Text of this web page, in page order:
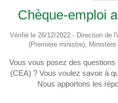
Chèque-emploi
Vérifié le 26/12/2022 - Direction de
(Première ministre),
Vous vous posez des
(CEA) ? Vous voulez savoir à
Nous apportons les